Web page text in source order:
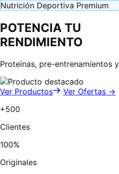
Nutrición Deportiva Premium
POTENCIA TU
RENDIMIENTO
Proteínas, pre-entrenamientos
Ver Productos
Ver Ofertas →
+500
Clientes
100%
Originales